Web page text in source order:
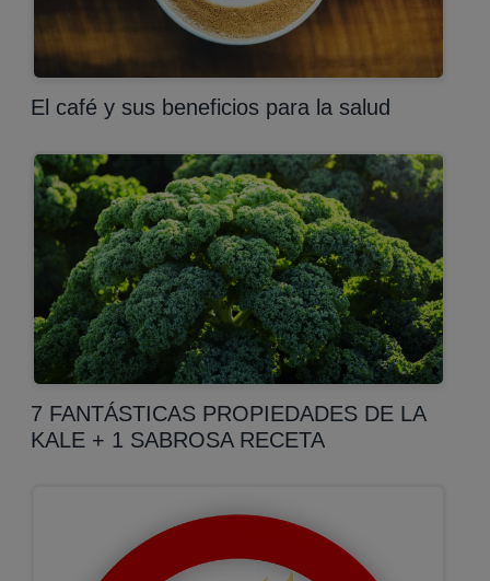
El café y sus beneficios para la salud
7 FANTÁSTICAS PROPIEDADES DE LA
KALE + 1 SABROSA RECETA